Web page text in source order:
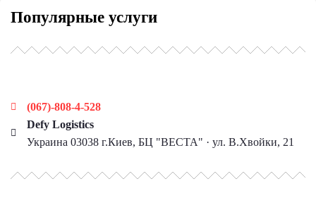
Популярные услуги
(067)-808-4-528
Defy Logistics
Украина 03038 г.Киев, БЦ "ВЕСТА" · ул. В.Хвойки, 21